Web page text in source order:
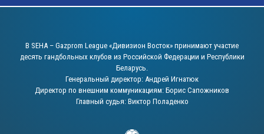
В SEHA – Gazprom League «Дивизион Восток» принимают участие
десять гандбольных клубов из Российской Федерации и Республики
Беларусь.
Генеральный директор: Андрей Игнатюк
Директор по внешним коммуникациям: Борис Сапожников
Главный судья: Виктор Поладенко